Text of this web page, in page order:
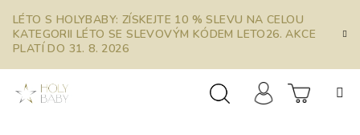
obsah
LÉTO S HOLYBABY: ZÍSKEJTE 10 % SLEVU NA CELOU
KATEGORII LÉTO SE SLEVOVÝM KÓDEM LETO26. AKCE
PLATÍ DO 31. 8. 2026